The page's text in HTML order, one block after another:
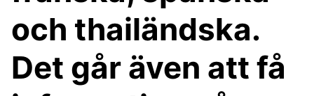
och thailändska.
Det går även att få